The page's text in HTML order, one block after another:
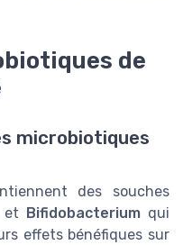
de
microbiotiques
des souches
et Bifidobacteriumqui
effets bénéfiques sur